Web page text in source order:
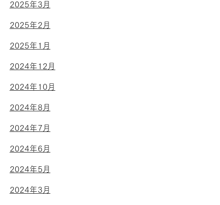
2025年3月
2025年2月
2025年1月
2024年12月
2024年10月
2024年8月
2024年7月
2024年6月
2024年5月
2024年3月